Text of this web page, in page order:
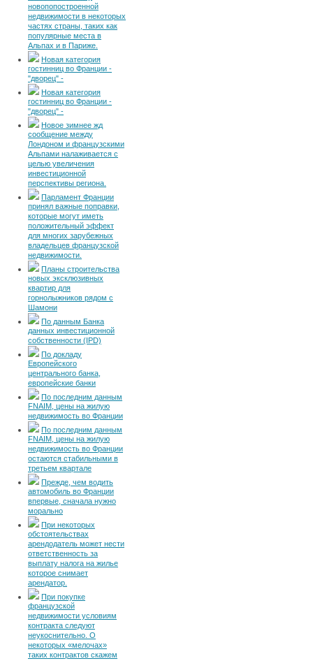
новопопостроенной
недвижимости в некоторых
частях страны, таких как
популярные места в
Альпах и в Париже.
Новая категория
гостинниц во Франции -
"дворец" -
Новая категория
гостинниц во Франции -
"дворец" -
Новое зимнее жд
сообщение между
Лондоном и французскими
Альпами налаживается с
целью увеличения
инвестиционной
перспективы региона.
Парламент Франции
принял важные поправки,
которые могут иметь
положительный эффект
для многих зарубежных
владельцев французской
недвижимости.
Планы строительства
новых эксклюзивных
квартир для
горнолыжников рядом с
Шамони
По данным Банка
данных инвестиционной
собственности (IPD)
По докладу
Европейского
центрального банка,
европейские банки
По последним данным
FNAIM, цены на жилую
недвижимость во Франции
По последним данным
FNAIM, цены на жилую
недвижимость во Франции
остаются стабильными в
третьем квартале
Прежде, чем водить
автомобиль во Франции
впервые, сначала нужно
морально
При некоторых
обстоятельствах
арендодатель может нести
ответственность за
выплату налога на жилье
которое снимает
арендатор.
При покупке
французской
недвижимости условиям
контракта следуют
неукоснительно. О
некоторых «мелочах»
таких контрактов скажем